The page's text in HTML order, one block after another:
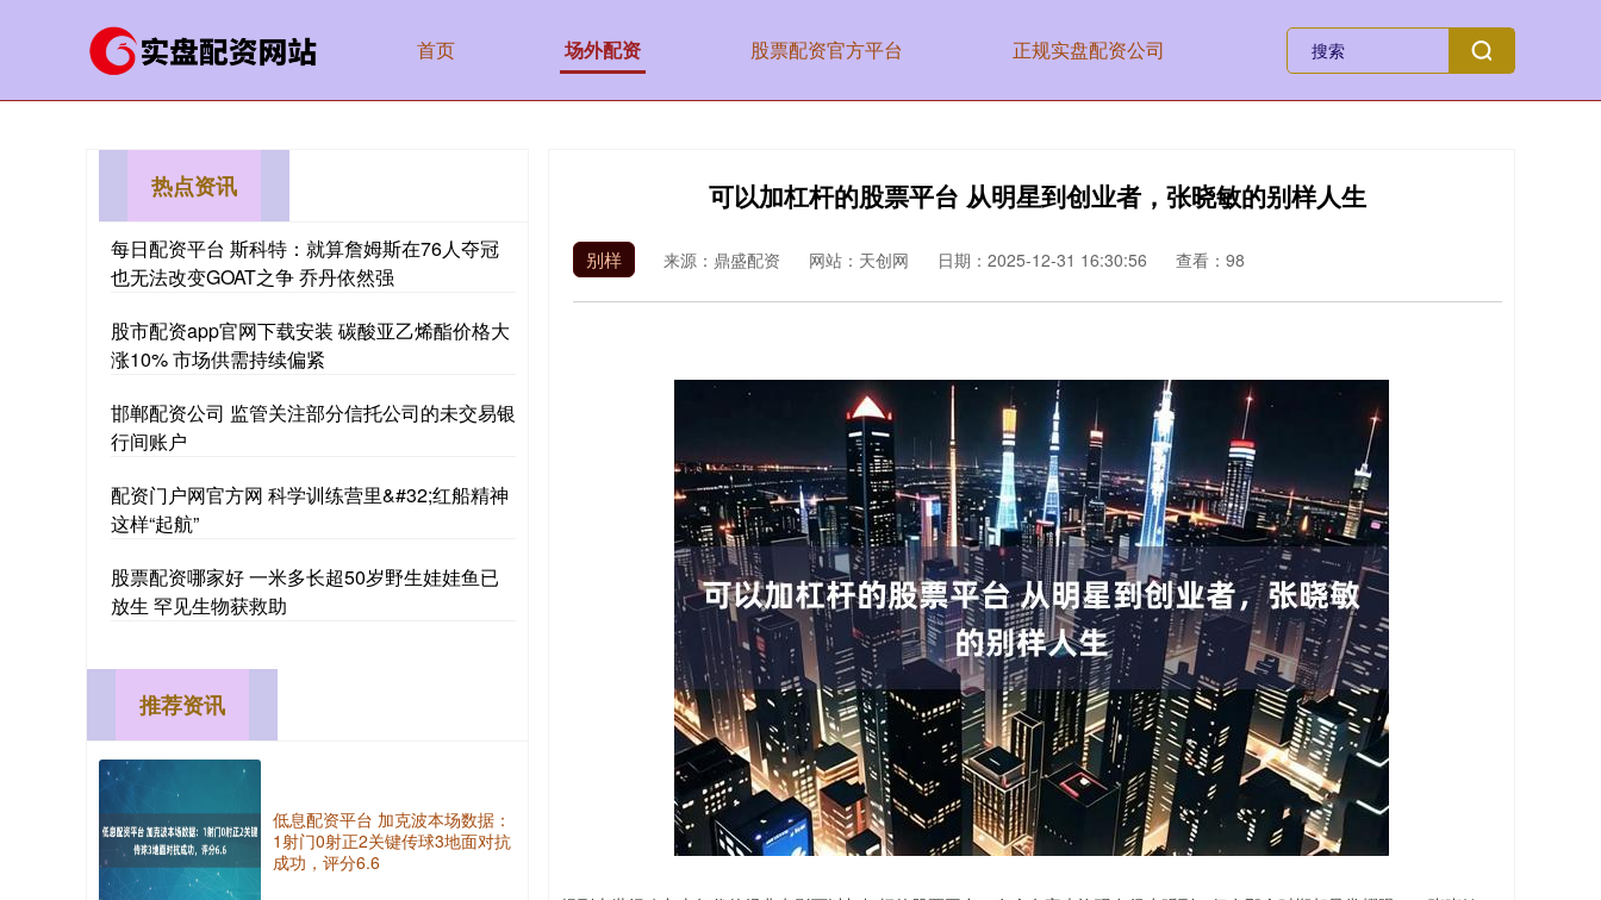
首页 场外配资 股票配资官方平台 正规实盘配资公司
可以加杠杆的股票平台 从明星到创业者，张晓敏的别样人生
别样 来源：鼎盛配资 网站：天创网 日期：2025-12-31 16:30:56 查看：98
热点资讯
每日配资平台 斯科特：就算詹姆斯在76人夺冠
也无法改变GOAT之争 乔丹依然强
股市配资app官网下载安装 碳酸亚乙烯酯价格大
涨10% 市场供需持续偏紧
邯郸配资公司 监管关注部分信托公司的未交易银
行间账户
配资门户网官方网 科学训练营里&#32;红船精神
这样“起航”
股票配资哪家好 一米多长超50岁野生娃娃鱼已
放生 罕见生物获救助
推荐资讯
低息配资平台 加克波本场数据：
1射门0射正2关键传球3地面对抗
成功，评分6.6